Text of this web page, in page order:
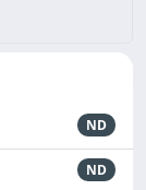
ND
ND